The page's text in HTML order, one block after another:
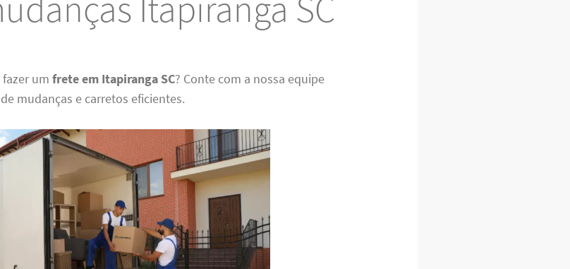
fazer umfrete em Itapiranga SC? Conte com a nossa equipe
mudanças e carretos eficientes.